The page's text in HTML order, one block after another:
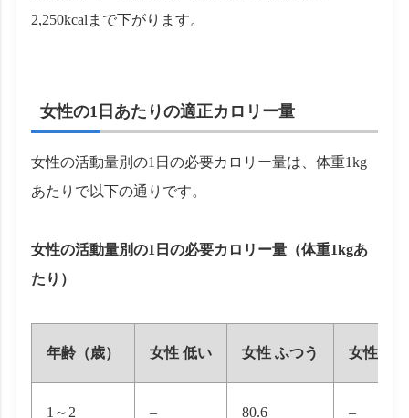
2,250kcalまで下がります。
女性の1日あたりの適正カロリー量
女性の活動量別の1日の必要カロリー量は、体重1kg
あたりで以下の通りです。
女性の活動量別の1日の必要カロリー量（体重1kgあ
たり）
年齢（歳） 女性 低い 女性 ふつう 女性 高
1～2 – 80.6 –